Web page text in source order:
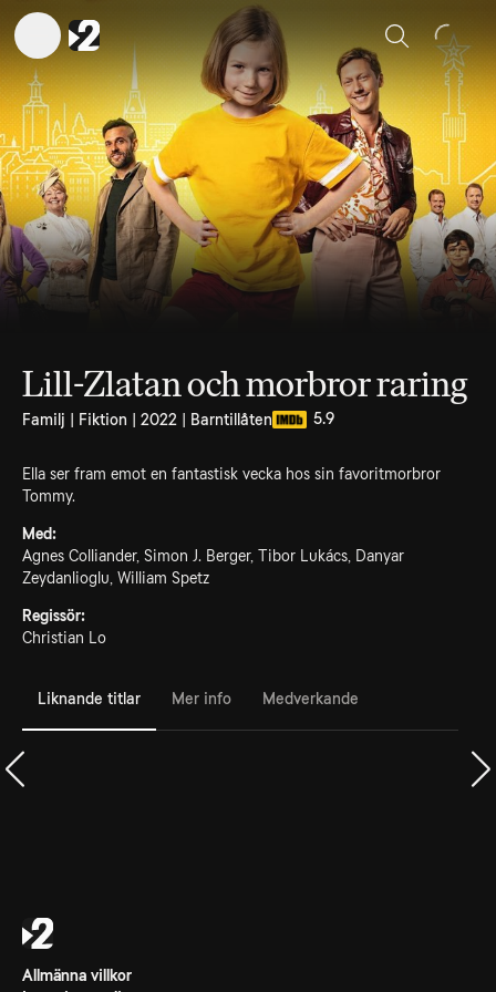
Sök
Lill-Zlatan och morbror raring
Familj | Fiktion | 2022 | Barntillåten 5.9
Ella ser fram emot en fantastisk vecka hos sin favoritmorbror
Tommy.
Med:
Agnes Colliander, Simon J. Berger, Tibor Lukács, Danyar
Zeydanlioglu, William Spetz
Regissör:
Christian Lo
Liknande titlar Mer info Medverkande
Allmänna villkor